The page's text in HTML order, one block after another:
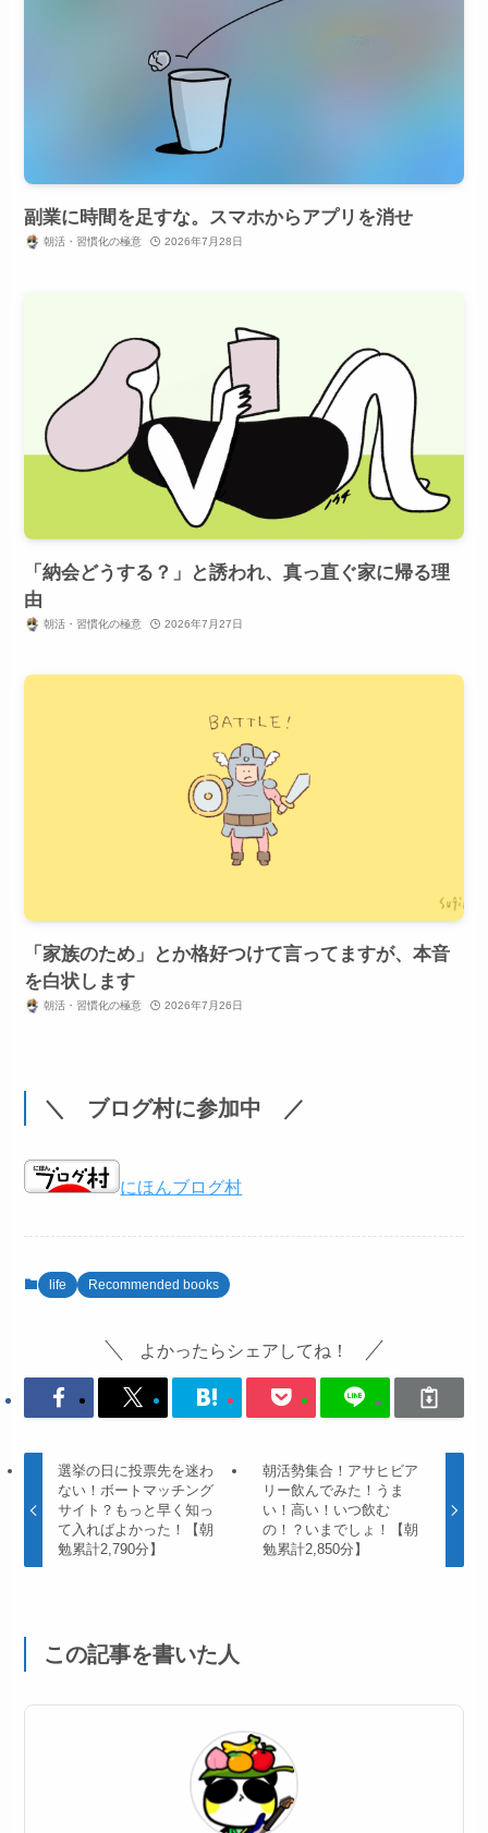
副業に時間を足すな。スマホからアプリを消せ
朝活・習慣化の極意 2026年7月28日
「納会どうする？」と誘われ、真っ直ぐ家に帰る理
由
朝活・習慣化の極意 2026年7月27日
「家族のため」とか格好つけて言ってますが、本音
を白状します
朝活・習慣化の極意 2026年7月26日
＼ ブログ村に参加中 ／
にほんブログ村
life Recommended books
よかったらシェアしてね！
選挙の日に投票先を迷わ
ない！ボートマッチング
サイト？もっと早く知っ
て入ればよかった！【朝
勉累計2,790分】
朝活勢集合！アサヒビア
リー飲んでみた！うま
い！高い！いつ飲む
の！？いまでしょ！【朝
勉累計2,850分】
この記事を書いた人